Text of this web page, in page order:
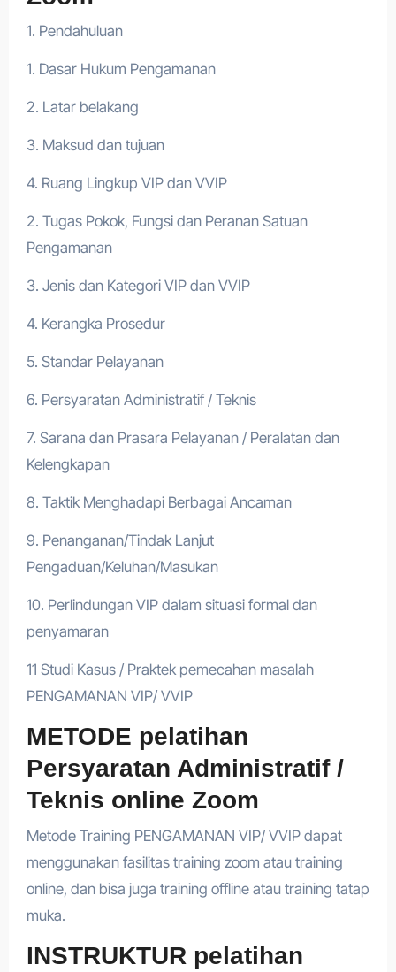
1. Pendahuluan
1. Dasar Hukum Pengamanan
2. Latar belakang
3. Maksud dan tujuan
4. Ruang Lingkup VIP dan VVIP
2. Tugas Pokok, Fungsi dan Peranan Satuan
Pengamanan
3. Jenis dan Kategori VIP dan VVIP
4. Kerangka Prosedur
5. Standar Pelayanan
6. Persyaratan Administratif / Teknis
7. Sarana dan Prasara Pelayanan / Peralatan dan
Kelengkapan
8. Taktik Menghadapi Berbagai Ancaman
9. Penanganan/Tindak Lanjut
Pengaduan/Keluhan/Masukan
10. Perlindungan VIP dalam situasi formal dan
penyamaran
11 Studi Kasus / Praktek pemecahan masalah
PENGAMANAN VIP/ VVIP
METODE pelatihan
Persyaratan Administratif /
Teknis online Zoom
Metode Training PENGAMANAN VIP/ VVIP dapat
menggunakan fasilitas training zoom atau training
online, dan bisa juga training offline atau training tatap
muka.
INSTRUKTUR pelatihan